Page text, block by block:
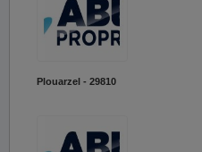
Plouarzel - 29810